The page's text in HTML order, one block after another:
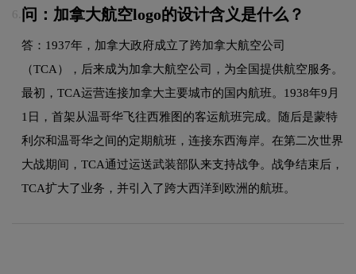
6. 问：加拿大航空logo的设计含义是什么？
答：1937年，加拿大政府成立了跨加拿大航空公司
（TCA），后来成为加拿大航空公司，为全国提供航空服务。
最初，TCA运营连接加拿大主要城市的国内航班。1938年9月
1日，首架从温哥华飞往西雅图的客运航班完成。随后是蒙特
利尔和温哥华之间的定期航班，连接东西海岸。在第二次世界
大战期间，TCA通过运送武装部队来支持战争。战争结束后，
TCA扩大了业务，并引入了跨大西洋到欧洲的航班。